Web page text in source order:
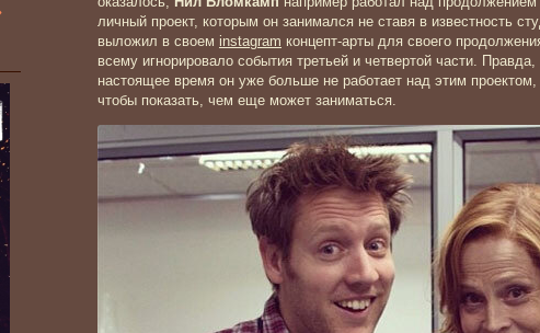
личный проект, которым он занимался не ставя в известность
выложил в своем instagram концепт-арты для своего
всему игнорировало события третьей и четвертой части.
настоящее время он уже больше не работает над этим
чтобы показать, чем еще может заниматься.